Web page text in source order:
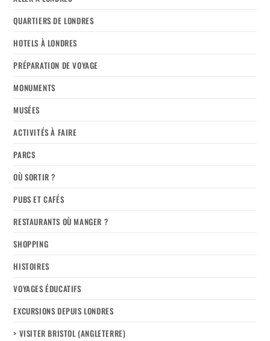
QUARTIERS DE LONDRES
HOTELS À LONDRES
PRÉPARATION DE VOYAGE
MONUMENTS
MUSÉES
ACTIVITÉS À FAIRE
PARCS
OÙ SORTIR ?
PUBS ET CAFÉS
RESTAURANTS OÙ MANGER ?
SHOPPING
HISTOIRES
VOYAGES ÉDUCATIFS
EXCURSIONS DEPUIS LONDRES
> VISITER BRISTOL (ANGLETERRE)